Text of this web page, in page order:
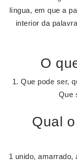
língua, em que a
interior da
O
1. Que pode ser,
Que
Qual
1 unido, amarrado,